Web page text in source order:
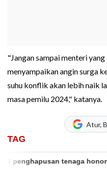
"Jangan sampai menteri
menyampaikan angin surga
suhu konflik akan lebih naik
masa pemilu 2024," katanya.
Atur,
TAG
# penghapusan tenaga honorer